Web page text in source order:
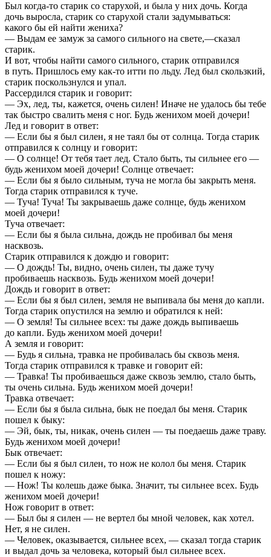
Был когда-то старик со старухой, и была у них дочь. Когда
дочь выросла, старик со старухой стали задумываться:
какого бы ей найти жениха?
— Выдам ее замуж за самого сильного на свете,—сказал
старик.
И вот, чтобы найти самого сильного, старик отправился
в путь. Пришлось ему как-то итти по льду. Лед был скользкий,
старик поскользнулся и упал.
Рассердился старик и говорит:
— Эх, лед, ты, кажется, очень силен! Иначе не удалось бы тебе
так быстро свалить меня с ног. Будь женихом моей дочери!
Лед и говорит в ответ:
— Если бы я был силен, я не таял бы от солнца. Тогда старик
отправился к солнцу и говорит:
— О солнце! От тебя тает лед. Стало быть, ты сильнее его —
будь женихом моей дочери! Солнце отвечает:
— Если бы я было сильным, туча не могла бы закрыть меня.
Тогда старик отправился к туче.
— Туча! Туча! Ты закрываешь даже солнце, будь женихом
моей дочери!
Туча отвечает:
— Если бы я была сильна, дождь не пробивал бы меня
насквозь.
Старик отправился к дождю и говорит:
— О дождь! Ты, видно, очень силен, ты даже тучу
пробиваешь насквозь. Будь женихом моей дочери!
Дождь и говорит в ответ:
— Если бы я был силен, земля не выпивала бы меня до капли.
Тогда старик опустился на землю и обратился к ней:
— О земля! Ты сильнее всех: ты даже дождь выпиваешь
до капли. Будь женихом моей дочери!
А земля и говорит:
— Будь я сильна, травка не пробивалась бы сквозь меня.
Тогда старик отправился к травке и говорит ей:
— Травка! Ты пробиваешься даже сквозь землю, стало быть,
ты очень сильна. Будь женихом моей дочери!
Травка отвечает:
— Если бы я была сильна, бык не поедал бы меня. Старик
пошел к быку:
— Эй, бык, ты, никак, очень силен — ты поедаешь даже траву.
Будь женихом моей дочери!
Бык отвечает:
— Если бы я был силен, то нож не колол бы меня. Старик
пошел к ножу:
— Нож! Ты колешь даже быка. Значит, ты сильнее всех. Будь
женихом моей дочери!
Нож говорит в ответ:
— Был бы я силен — не вертел бы мной человек, как хотел.
Нет, я не силен.
— Человек, оказывается, сильнее всех, — сказал тогда старик
и выдал дочь за человека, который был сильнее всех.